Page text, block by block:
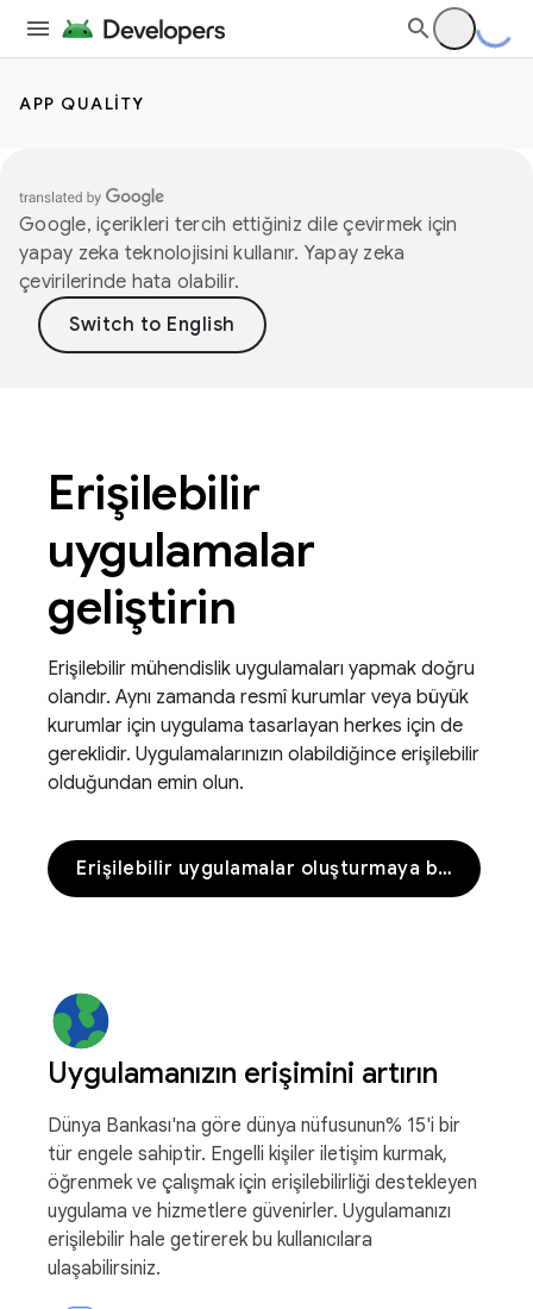
APP QUALITY
Google, içerikleri tercih ettiğiniz dile çevirmek için
yapay zeka teknolojisini kullanır. Yapay zeka
çevirilerinde hata olabilir.
Erişilebilir
uygulamalar
geliştirin
Erişilebilir mühendislik uygulamaları yapmak doğru
olandır. Aynı zamanda resmî kurumlar veya büyük
kurumlar için uygulama tasarlayan herkes için de
gereklidir. Uygulamalarınızın olabildiğince erişilebilir
olduğundan emin olun.
Erişilebilir uygulamalar oluşturmaya başlayın
Uygulamanızın erişimini artırın
Dünya Bankası'na göre dünya nüfusunun% 15'i bir
tür engele sahiptir. Engelli kişiler iletişim kurmak,
öğrenmek ve çalışmak için erişilebilirliği destekleyen
uygulama ve hizmetlere güvenirler. Uygulamanızı
erişilebilir hale getirerek bu kullanıcılara
ulaşabilirsiniz.